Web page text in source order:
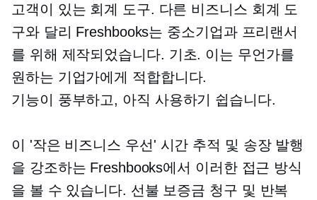
고객이 있는 회계 도구. 다른 비즈니스 회계 도
구와 달리 Freshbooks는 중소기업과 프리랜서
를 위해 제작되었습니다. 기초. 이는 무언가를
원하는 기업가에게 적합합니다.
기능이 풍부하고, 아직 사용하기 쉽습니다.
이 '작은 비즈니스 우선' 시간 추적 및 송장 발행
을 강조하는 Freshbooks에서 이러한 접근 방식
을 볼 수 있습니다. 선불 보증금 청구 및 반복